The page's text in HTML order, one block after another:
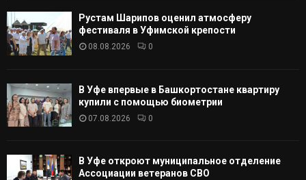
Рустам Шарипов оценил атмосферу
фестиваля в Уфимской крепости
08.08.2026 0
В Уфе впервые в Башкортостане квартиру
купили с помощью биометрии
07.08.2026 0
В Уфе откроют муниципальное отделение
Ассоциации ветеранов СВО